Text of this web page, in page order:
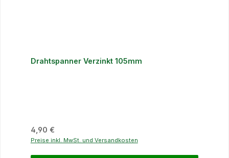
Drahtspanner Verzinkt 105mm
Regulärer Preis:
4,90 €
Preise inkl. MwSt. und Versandkosten